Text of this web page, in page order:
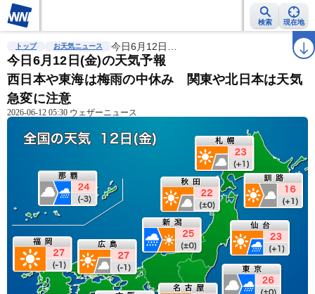
検索 現在地
雨雲レーダー 台風情報 地震情報 ラ
トップ お天気ニュース 今日6月12日…
今日6月12日(金)の天気予報
西日本や東海は梅雨の中休み 関東や北日本は天気
急変に注意
2026-06-12 05:30 ウェザーニュース